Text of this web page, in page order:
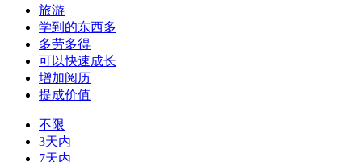
旅游
学到的东西多
多劳多得
可以快速成长
增加阅历
提成价值
不限
3天内
7天内